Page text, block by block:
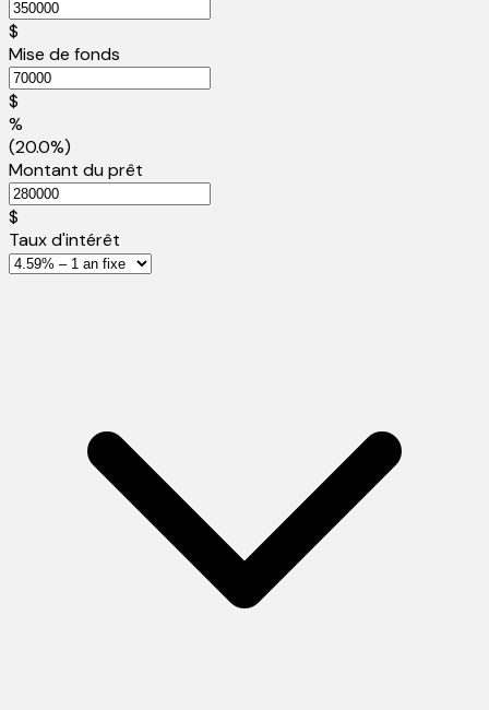
$
Mise de fonds
$
%
(20.0%)
Montant du prêt
$
Taux d'intérêt